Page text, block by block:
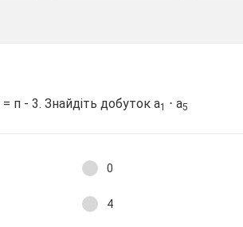
= п - 3. Знайдіть добуток а1 ⋅ а5
0
4